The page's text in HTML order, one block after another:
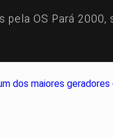
pela OS Pará